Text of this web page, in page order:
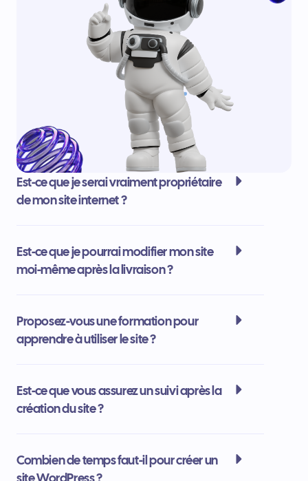
Est-ce que je serai vraiment propriétaire
de mon site internet ?
Est-ce que je pourrai modifier mon site
moi-même après la livraison ?
Proposez-vous une formation pour
apprendre à utiliser le site ?
Est-ce que vous assurez un suivi après la
création du site ?
Combien de temps faut-il pour créer un
site WordPress ?